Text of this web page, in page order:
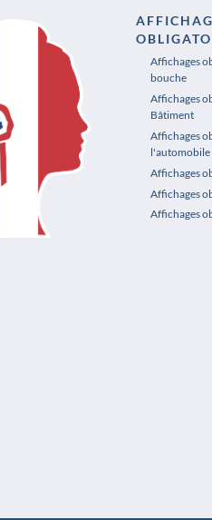
Affichages
bouche
Affichages
Bâtiment
Affichages
l'automobile
Affichages
Affichages
Affichages